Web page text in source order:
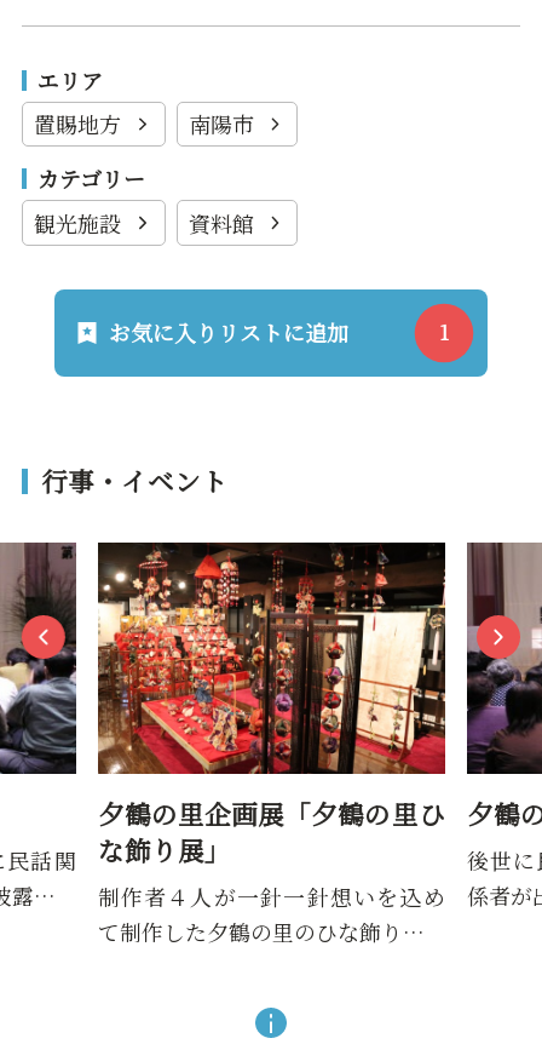
エリア
置賜地方
南陽市
カテゴリー
観光施設
資料館
お気に入りリストに追加
行事・イベント
話関
露…
夕鶴の里企画展「夕鶴の里ひ
な飾り展」
制作者４人が一針一針想いを込め
て制作した夕鶴の里のひな飾り…
夕鶴
後世
係者が